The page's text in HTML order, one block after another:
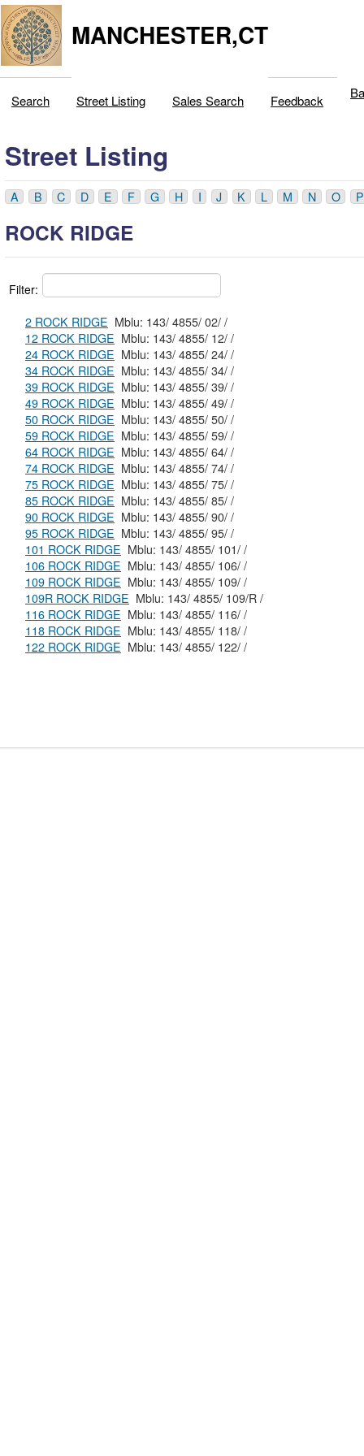
MANCHESTER,CT
Search Street Listing Sales Search Feedback
Street Listing
A B C D E F G H I J K L M N O P
ROCK RIDGE
Filter:
2 ROCK RIDGE
Mblu: 143/ 4855/ 02/ /
12 ROCK RIDGE
Mblu: 143/ 4855/ 12/ /
24 ROCK RIDGE
Mblu: 143/ 4855/ 24/ /
34 ROCK RIDGE
Mblu: 143/ 4855/ 34/ /
39 ROCK RIDGE
Mblu: 143/ 4855/ 39/ /
49 ROCK RIDGE
Mblu: 143/ 4855/ 49/ /
50 ROCK RIDGE
Mblu: 143/ 4855/ 50/ /
59 ROCK RIDGE
Mblu: 143/ 4855/ 59/ /
64 ROCK RIDGE
Mblu: 143/ 4855/ 64/ /
74 ROCK RIDGE
Mblu: 143/ 4855/ 74/ /
75 ROCK RIDGE
Mblu: 143/ 4855/ 75/ /
85 ROCK RIDGE
Mblu: 143/ 4855/ 85/ /
90 ROCK RIDGE
Mblu: 143/ 4855/ 90/ /
95 ROCK RIDGE
Mblu: 143/ 4855/ 95/ /
101 ROCK RIDGE
Mblu: 143/ 4855/ 101/ /
106 ROCK RIDGE
Mblu: 143/ 4855/ 106/ /
109 ROCK RIDGE
Mblu: 143/ 4855/ 109/ /
109R ROCK RIDGE
Mblu: 143/ 4855/ 109/R /
116 ROCK RIDGE
Mblu: 143/ 4855/ 116/ /
118 ROCK RIDGE
Mblu: 143/ 4855/ 118/ /
122 ROCK RIDGE
Mblu: 143/ 4855/ 122/ /